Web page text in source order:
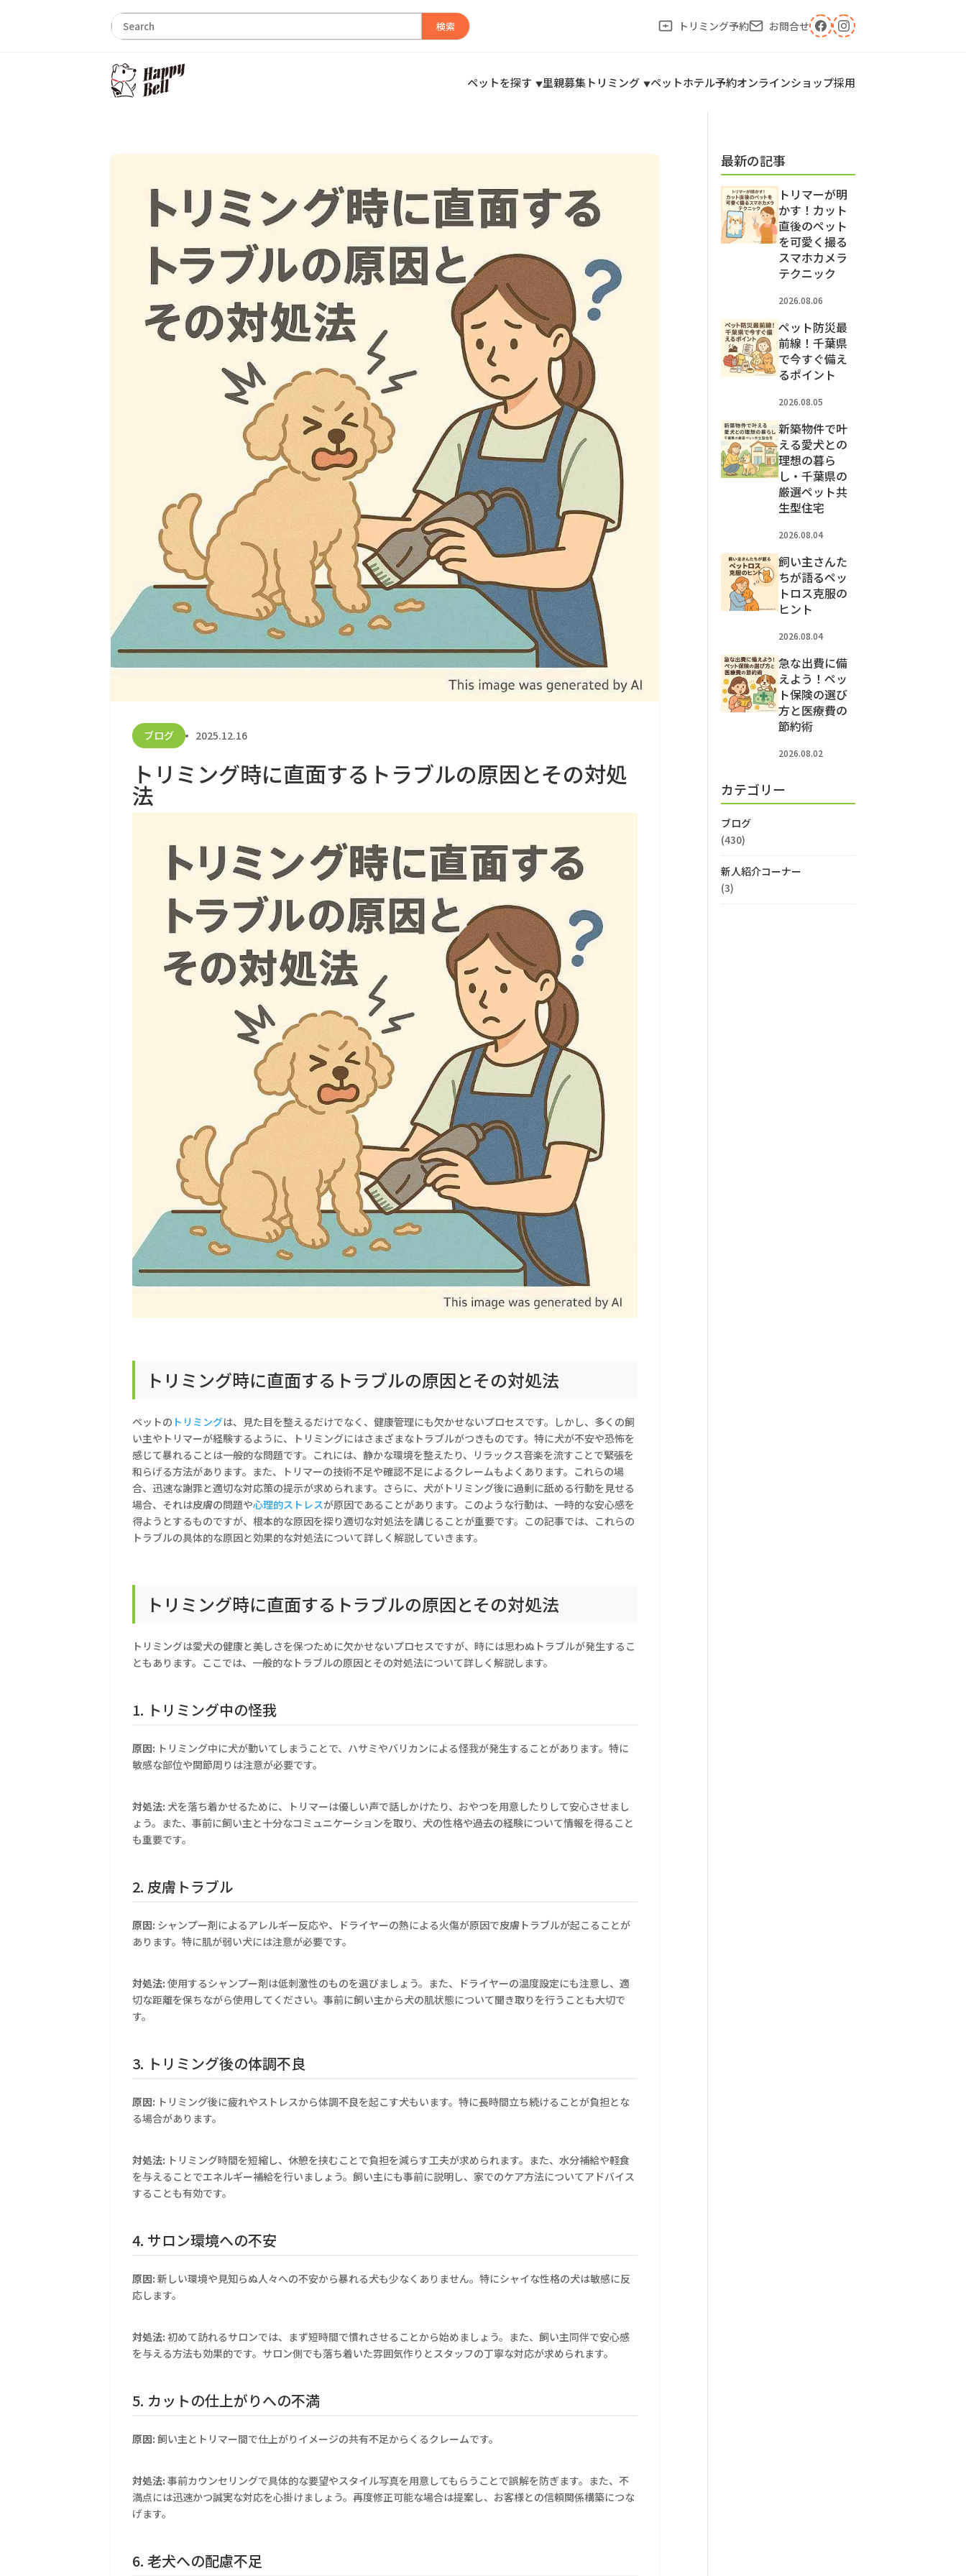
検索 トリミング予約 お問合せ
ペットを探す 里親募集トリミング ペットホテル予約オンラインショップ採用
ブログ 2025.12.16
トリミング時に直面するトラブルの原因とその対処
法
トリミング時に直面するトラブルの原因とその対処法
ペットの トリミングは、見た目を整えるだけでなく、健康管理にも欠かせないプロセスです。しかし、多くの飼
い主やトリマーが経験するように、トリミングにはさまざまなトラブルがつきものです。特に犬が不安や恐怖を
感じて暴れることは一般的な問題です。これには、静かな環境を整えたり、リラックス音楽を流すことで緊張を
和らげる方法があります。また、トリマーの技術不足や確認不足によるクレームもよくあります。これらの場
合、迅速な謝罪と適切な対応策の提示が求められます。さらに、犬がトリミング後に過剰に舐める行動を見せる
場合、それは皮膚の問題や心理的ストレスが原因であることがあります。このような行動は、一時的な安心感を
得ようとするものですが、根本的な原因を探り適切な対処法を講じることが重要です。この記事では、これらの
トラブルの具体的な原因と効果的な対処法について詳しく解説していきます。
トリミング時に直面するトラブルの原因とその対処法
トリミングは愛犬の健康と美しさを保つために欠かせないプロセスですが、時には思わぬトラブルが発生するこ
ともあります。ここでは、一般的なトラブルの原因とその対処法について詳しく解説します。
1. トリミング中の怪我
原因: トリミング中に犬が動いてしまうことで、ハサミやバリカンによる怪我が発生することがあります。特に
敏感な部位や関節周りは注意が必要です。
対処法: 犬を落ち着かせるために、トリマーは優しい声で話しかけたり、おやつを用意したりして安心させまし
ょう。また、事前に飼い主と十分なコミュニケーションを取り、犬の性格や過去の経験について情報を得ること
も重要です。
2. 皮膚トラブル
原因: シャンプー剤によるアレルギー反応や、ドライヤーの熱による火傷が原因で皮膚トラブルが起こることが
あります。特に肌が弱い犬には注意が必要です。
対処法: 使用するシャンプー剤は低刺激性のものを選びましょう。また、ドライヤーの温度設定にも注意し、適
切な距離を保ちながら使用してください。事前に飼い主から犬の肌状態について聞き取りを行うことも大切で
す。
3. トリミング後の体調不良
原因: トリミング後に疲れやストレスから体調不良を起こす犬もいます。特に長時間立ち続けることが負担とな
る場合があります。
対処法: トリミング時間を短縮し、休憩を挟むことで負担を減らす工夫が求められます。また、水分補給や軽食
を与えることでエネルギー補給を行いましょう。飼い主にも事前に説明し、家でのケア方法についてアドバイス
することも有効です。
4. サロン環境への不安
原因: 新しい環境や見知らぬ人々への不安から暴れる犬も少なくありません。特にシャイな性格の犬は敏感に反
応します。
対処法: 初めて訪れるサロンでは、まず短時間で慣れさせることから始めましょう。また、飼い主同伴で安心感
を与える方法も効果的です。サロン側でも落ち着いた雰囲気作りとスタッフの丁寧な対応が求められます。
5. カットの仕上がりへの不満
原因: 飼い主とトリマー間で仕上がりイメージの共有不足からくるクレームです。
対処法: 事前カウンセリングで具体的な要望やスタイル写真を用意してもらうことで誤解を防ぎます。また、不
満点には迅速かつ誠実な対応を心掛けましょう。再度修正可能な場合は提案し、お客様との信頼関係構築につな
げます。
6. 老犬への配慮不足
最新の記事
トリマーが明
かす！カット
直後のペット
を可愛く撮る
スマホカメラ
テクニック
2026.08.06
ペット防災最
前線！千葉県
で今すぐ備え
るポイント
2026.08.05
新築物件で叶
える愛犬との
理想の暮ら
し・千葉県の
厳選ペット共
生型住宅
2026.08.04
飼い主さんた
ちが語るペッ
トロス克服の
ヒント
2026.08.04
急な出費に備
えよう！ペッ
ト保険の選び
方と医療費の
節約術
2026.08.02
カテゴリー
ブログ
(430)
新人紹介コーナー
(3)